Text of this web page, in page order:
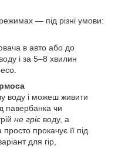
— під різні умови:​
в авто або до
і за 5–8 хвилин
воду і можеш живити
павербанка чи
не гріє воду, а
прокачує її під
для гір,